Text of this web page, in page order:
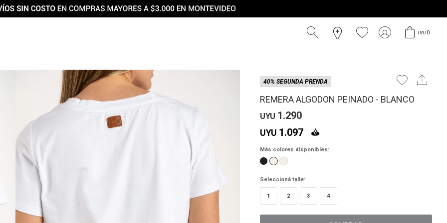
UYU 0
40% SEGUNDA PRENDA
REMERA ALGODON PEINADO - BLANCO
UYU 1.290
UYU 1.097
Más colores disponibles:
Seleccioná talle:
1 2 3 4